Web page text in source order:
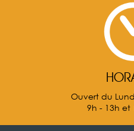
Ouvert du
9h - 13h et